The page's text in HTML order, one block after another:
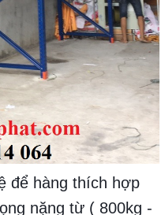
để hàng thích hợp
nặng từ ( 800kg -